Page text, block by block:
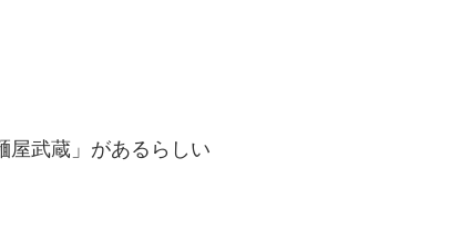
屋武蔵」があるらしい